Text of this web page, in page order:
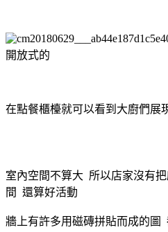
開放式的
在點餐櫃檯就可以看到大廚們展
室內空間不算大 所以店家沒有
間 還算好活動
牆上有許多用磁磚拼貼而成的圖